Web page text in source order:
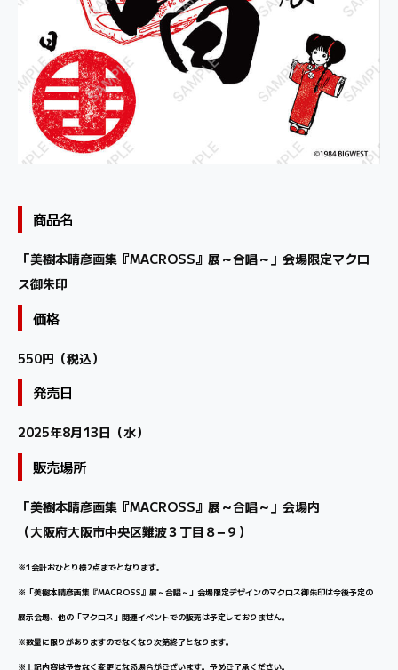
商品名
「美樹本晴彦画集『MACROSS』展～合唱～」会場限定マクロ
ス御朱印
価格
550円（税込）
発売日
2025年8月13日（水）
販売場所
「美樹本晴彦画集『MACROSS』展～合唱～」会場内
（大阪府大阪市中央区難波３丁目８−９）
※1会計おひとり様2点までとなります。
※「美樹本晴彦画集『MACROSS』展～合唱～」会場限定デザインのマクロス御朱印は今後予定の
展示会場、他の「マクロス」関連イベントでの販売は予定しておりません。
※数量に限りがありますのでなくなり次第終了となります。
※上記内容は予告なく変更になる場合がございます。予めご了承ください。